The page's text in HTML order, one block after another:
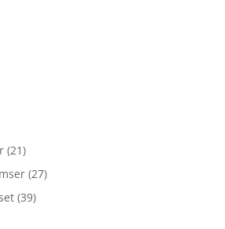
(21)
(27)
(39)